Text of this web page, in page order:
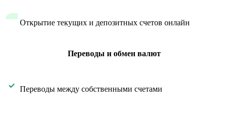
​ Открытие текущих и депозитных счетов онлайн
Переводы и обмен валют
Переводы между собственными счетами